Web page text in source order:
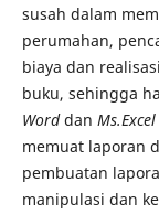
susah dalam
perumahan,
biaya dan
buku, sehingga
Worddan Ms.Excel
memuat laporan
pembuatan
manipulasi dan